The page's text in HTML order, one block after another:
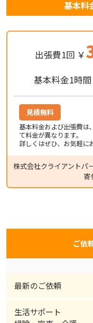
基本料
出張費1回 ￥
基本料金1時間
見積無料
基本料金および出張費は
て料金が異なります。
詳しくはぜひ、お気軽に
株式会社クライアントパ
寄
ご依
最新のご依頼
生活サポート